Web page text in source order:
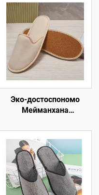
Эко-достоспономо
Мейманхана
Буюмдары Мейман
Чашмалары OEM
Колдонуп Чыгарылган
Мейманхана
Чашмалары Сатууга